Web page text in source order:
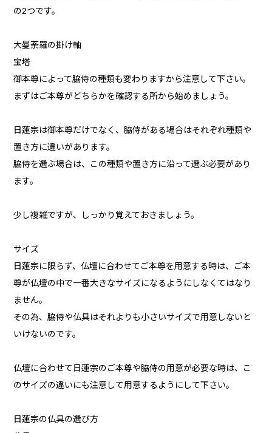
の2つです。
大曼荼羅の掛け軸
宝塔
御本尊によって脇侍の種類も変わりますから注意して下さい。
まずはご本尊がどちらかを確認する所から始めましょう。
日蓮宗は御本尊だけでなく、脇侍がある場合はそれぞれ種類や
置き方に違いがあります。
脇侍を選ぶ場合は、この種類や置き方に沿って選ぶ必要があり
ます。
少し複雑ですが、しっかり覚えておきましょう。
サイズ
日蓮宗に限らず、仏壇に合わせてご本尊を用意する時は、ご本
尊が仏壇の中で一番大きなサイズになるようにしなくてはなり
ません。
その為、脇侍や仏具はそれよりも小さいサイズで用意しないと
いけないのです。
仏壇に合わせて日蓮宗のご本尊や脇侍の用意が必要な時は、こ
のサイズの違いにも注意して用意するようにして下さい。
日蓮宗の仏具の選び方